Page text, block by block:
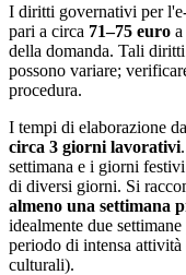
I diritti governativi per
pari a circa 71–75 euro
della domanda. Tali
possono variare;
procedura.
I tempi di elaborazione
circa 3 giorni lavorativi
settimana e i giorni
di diversi giorni. Si
almeno una settimana
idealmente due
periodo di intensa
culturali).